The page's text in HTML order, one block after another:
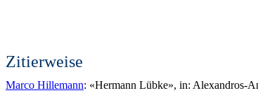
Zitierweise
Marco Hillemann: «Hermann Lübke», in: Alexandros-